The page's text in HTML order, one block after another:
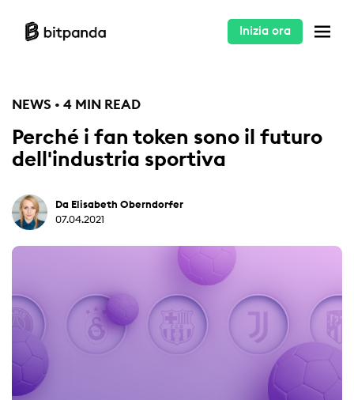
Inizia ora
NEWS • 4 MIN READ
Perché i fan token sono il futuro
dell'industria sportiva
Da Elisabeth Oberndorfer
07.04.2021